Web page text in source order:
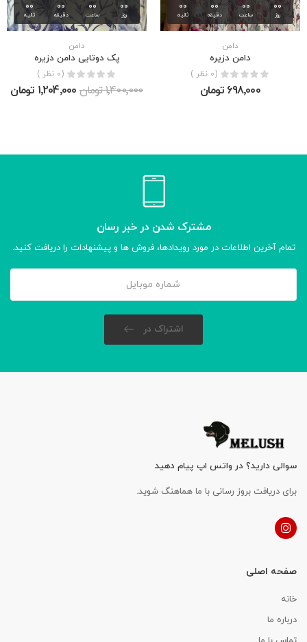
00
روز
00
ساعت
00
دقیقه
00
ثانیه
دامن
دامن دزیره
(0 نظر )
698٬000 تومان
00
روز
00
ساعت
00
دقیقه
00
ثانیه
دامن
پک دوتایی دامن دزیره
(0 نظر )
1٬400٬000 تومان 1٬204٬000 تومان
مشترک شدن در خبر رسان
تمام آخرین اطلاعات در مورد رویدادها، فروش ها و پیشنهادات را دریافت کنید.
اشتراک در
سوالی دارید؟ در واتس اپ پیام دهید
برای دریافت بروز رسانی با ما هماهنگ شوید.
صفحه اصلی
خانه
درباره ما